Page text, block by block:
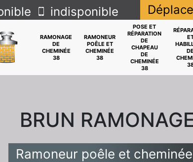
indisponible
RAMONAGE
DE
CHEMINÉE
38
RAMONEUR
POÊLE ET
CHEMINÉE
38
POSE ET
RÉPARATION
DE
CHAPEAU
DE
CHEMINÉE
38
DE
BRUN
Ramoneur poêle et